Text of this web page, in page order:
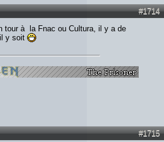
#1714
tour à la Fnac ou Cultura, il y a de
y soit
#1715